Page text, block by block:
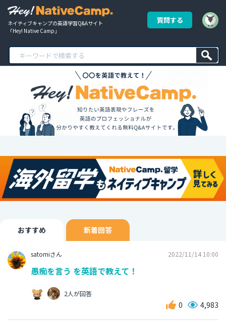
ネイティブキャンプの英語学習Q&Aサイト
「Hey! Native Camp」
質問する
おすすめ 新着回答
satomiさん 2022/11/14 10:00
愚痴を言う を英語で教えて！
2人が回答
0 4,983